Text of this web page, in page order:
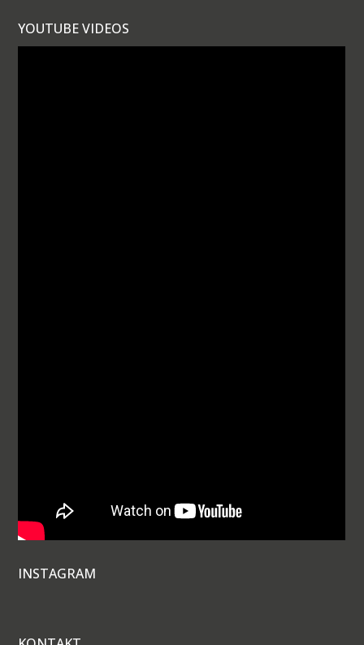
YOUTUBE VIDEOS
INSTAGRAM